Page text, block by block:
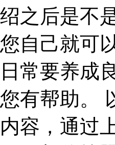
绍之后是不
您自己就可
日常要养成
您有帮助。
内容，通过